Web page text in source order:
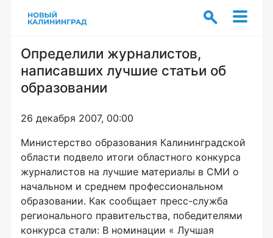
Определили журналистов,
написавших лучшие статьи об
образовании
26 декабря 2007, 00:00
Министерство образования Калининградской
области подвело итоги областного конкурса
журналистов на лучшие материалы в СМИ о
начальном и среднем профессиональном
образовании. Как сообщает пресс-служба
регионального правительства, победителями
конкурса стали: В номинации « Лучшая